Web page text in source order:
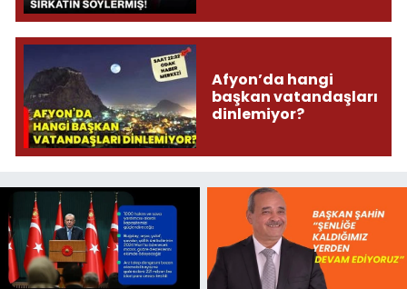
Afyon’da hangi
başkan vatandaşları
dinlemiyor?